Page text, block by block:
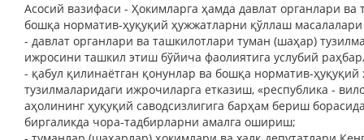
Асосий вазифаси - Ҳокимларга ҳамда давлат органлари
бошқа норматив-ҳуқуқий ҳужжатларни қўллаш
- давлат органлари ва ташкилотлари туман (шаҳар)
ижросини ташкил этиш бўйича фаолиятига услубий
- қабул қилинаётган қонунлар ва бошқа норматив-
тузилмаларидаги ижрочиларга етказиш, «республика -
аҳолининг ҳуқуқий саводсизлигига барҳам бериш
биргаликда чора-тадбирларни амалга ошириш;